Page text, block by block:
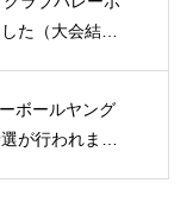
た（大会結
ボールヤング
が行われまし